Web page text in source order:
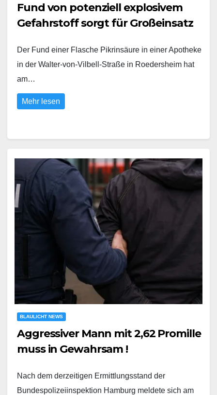
Fund von potenziell explosivem
Gefahrstoff sorgt für Großeinsatz
Der Fund einer Flasche Pikrinsäure in einer Apotheke
in der Walter-von-Vilbell-Straße in Roedersheim hat
am…
Mehr lesen
BLAULICHT NEWS
Aggressiver Mann mit 2,62 Promille
muss in Gewahrsam !
Nach dem derzeitigen Ermittlungsstand der
Bundespolizeiinspektion Hamburg meldete sich am